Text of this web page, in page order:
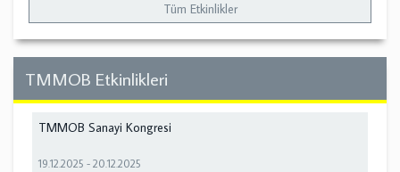
Tüm Etkinlikler
TMMOB Etkinlikleri
TMMOB Sanayi Kongresi
19.12.2025 -20.12.2025